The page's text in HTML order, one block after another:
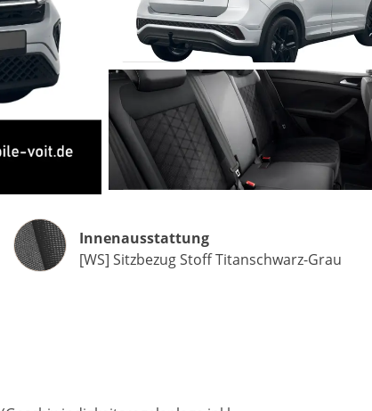
Matthias Voit
Geschäftsführung / Inhaber
Festnetz
0961 381 762
InnenausstattungInnenausstattung
[WS] Sitzbezug Stoff Titanschwarz-Grau